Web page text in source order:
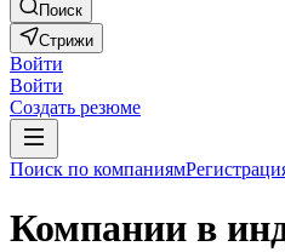
Поиск
Стрижи
Войти
Войти
Создать резюме
Поиск по компаниям
Компании в